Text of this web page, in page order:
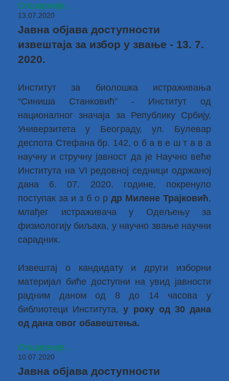
Опширније...
13.07.2020
Јавна објава доступности
извештаја за избор у звање - 13. 7.
2020.
Институт за биолошка истраживања
“Синиша Станковић” - Институт од
националног значаја за Републику Србију,
Универзитета у Београду, ул. Булевар
деспота Стефана бр. 142, о б а в е ш т а в а
научну и стручну јавност да је Научно веће
Института на VI редовној седници одржаној
дана 6. 07. 2020. године, покренуло
поступак за и з б о р др Милене Трајковић,
млађег истраживача у Одељењу за
физиологију биљака, у научно звање научни
сарадник.
Извештај о кандидату и други изборни
материјал биће доступни на увид јавности
радним даном од 8 до 14 часова у
библиотеци Института,у року од 30 дана
од дана овог обавештења.
Опширније...
10.07.2020
Јавна објава доступности